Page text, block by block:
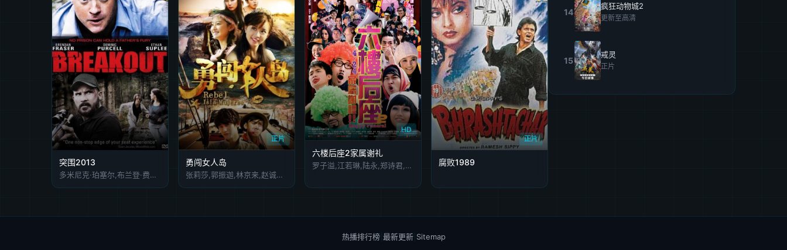
突围2013
多米尼克·珀塞尔,布兰登·费舍,丹尼尔·卡什,伊桑·苏普利,霍丽·迪威奥克斯
正片
勇闯女人岛
张莉莎,郭振迦,林京来,赵诚宇,鞠小云
HD
六楼后座2家属谢礼
罗子溢,江若琳,陆永,郑诗君,曾志伟,林嘉欣,卢巧音,周俊伟
正片
腐败1989
14
疯狂动物城2
更新至高清
15
戒灵
正片
热播排行榜| 最新更新| Sitemap